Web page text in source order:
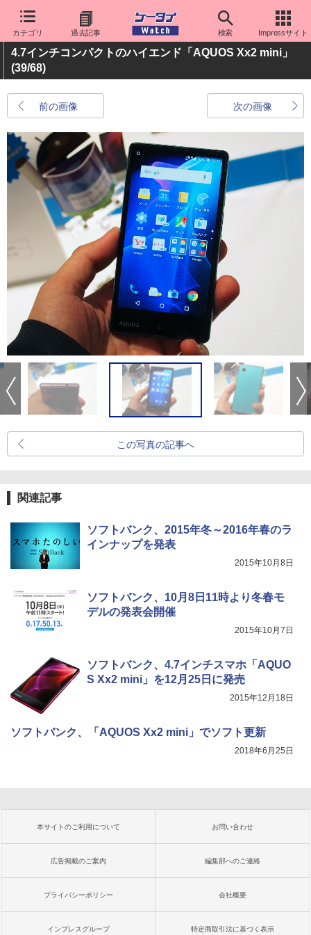
カテゴリ 過去記事 検索 Impressサイト
4.7インチコンパクトのハイエンド「AQUOS Xx2 mini」
(39/68)
前の画像 次の画像
この写真の記事へ
関連記事
ソフトバンク、2015年冬～2016年春のラ
インナップを発表
2015年10月8日
ソフトバンク、10月8日11時より冬春モ
デルの発表会開催
2015年10月7日
ソフトバンク、4.7インチスマホ「AQUO
S Xx2 mini」を12月25日に発売
2015年12月18日
ソフトバンク、「AQUOS Xx2 mini」でソフト更新
2018年6月25日
本サイトのご利用について お問い合わせ
広告掲載のご案内 編集部へのご連絡
プライバシーポリシー 会社概要
インプレスグループ 特定商取引法に基づく表示